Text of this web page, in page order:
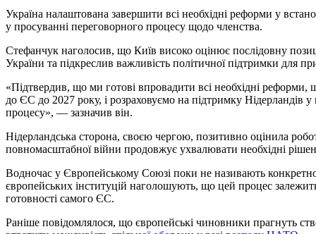
Україна налаштована завершити всі необхідні реформи у
у просуванні переговорного процесу щодо членства.
Стефанчук наголосив, що Київ високо оцінює послідовну
України та підкреслив важливість політичної підтримки для
«Підтвердив, що ми готові впровадити всі необхідні реформи,
до ЄС до 2027 року, і розраховуємо на підтримку
процесу», — зазначив він.
Нідерландська сторона, своєю чергою, позитивно оцінила
повномасштабної війни продовжує ухвалювати необхідні
Водночас у Європейському Союзі поки не називають
європейських інституцій наголошують, що цей процес
готовності самого ЄС.
Раніше повідомлялося, що європейські чиновники прагнуть